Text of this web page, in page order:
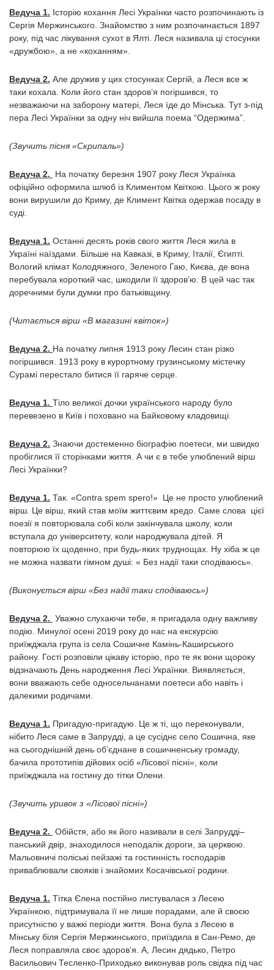
Ведуча 1. Історію кохання Лесі Українки часто розпочинають із
Сергія Мержинського. Знайомство з ним розпочинається 1897
року, під час лікування сухот в Ялті. Леся називала ці стосунки
«дружбою», а не «коханням».
Ведуча 2. Але дружив у цих стосунках Сергій, а Леся все ж
таки кохала. Коли його стан здоров’я погіршився, то
незважаючи на заборону матері, Леся їде до Мінська. Тут з-під
пера Лесі Українки за одну ніч вийшла поема “Одержима”.
(Звучить пісня «Скрипаль»)
Ведуча 2.
На початку березня 1907 року Леся Українка
офіційно оформила шлюб із Климентом Квіткою. Цього ж року
вони вирушили до Криму, де Климент Квітка одержав посаду в
суді.
Ведуча 1. Останні десять років свого життя Леся жила в
Україні наїздами. Більше на Кавказі, в Криму, Італії, Єгипті.
Вологий клімат Колодяжного, Зеленого Гаю, Києва, де вона
перебувала короткий час, шкодили її здоров’ю. В цей час так
доречними були думки про батьківщину.
(Читається вірш «В магазині квіток»)
Ведуча 2. На початку липня 1913 року Лесин стан різко
погіршився. 1913 року в курортному грузинському містечку
Сурамі перестало битися її гаряче серце.
Ведуча 1. Тіло великої дочки українського народу було
перевезено в Київ і поховано на Байковому кладовищі.
Ведуча 2. Знаючи достеменно біографію поетеси, ми швидко
пробіглися її сторінками життя. А чи є в тебе улюблений вірш
Лесі Українки?
Ведуча 1. Так. «Contra spem spero!» Це не просто улюблений
вірш. Це вірш, який став моїм життєвим кредо. Саме слова цієї
поезії я повторювала собі коли закінчувала школу, коли
вступала до університету, коли народжувала дітей. Я
повторюю їх щоденно, при будь-яких труднощах. Ну хіба ж це
не можна назвати гімном душі: « Без надії таки сподіваюсь».
(Виконується вірш «Без надії таки сподіваюсь»)
Ведуча 2. Уважно слухаючи тебе, я пригадала одну важливу
подію. Минулої осені 2019 року до нас на екскурсію
приїжджала група із села Сошичне Камінь-Каширського
району. Гості розповіли цікаву історію, про те як вони щороку
відзначають День народження Лесі Українки. Виявляється,
вони вважають себе односельчанами поетеси або навіть і
далекими родичами.
Ведуча 1. Пригадую-пригадую. Це ж ті, що переконували,
нібито Леся саме в Запрудді, а це сусіднє село Сошична, яке
на сьогоднішній день об’єднане в сошичненську громаду,
бачила прототипів дійових осіб «Лісової пісні», коли
приїжджала на гостину до тітки Олени.
(Звучить уривок з «Лісової пісні»)
Ведуча 2. Обійстя, або як його називали в селі Запрудді–
панський двір, знаходилося неподалік дороги, за церквою.
Мальовничі поліські пейзажі та гостинність господарів
приваблювали свояків і знайомих Косачівської родини.
Ведуча 1. Тітка Єлена постійно листувалася з Лесею
Українкою, підтримувала її не лише порадами, але й своєю
присутністю у важкі періоди життя. Вона була з Лесею в
Мінську біля Сергія Мержинського, приїздила в Сан-Ремо, де
Леся поправляла своє здоров’я. А, Лесин дядько, Петро
Васильович Тесленко-Приходько виконував роль свідка під час